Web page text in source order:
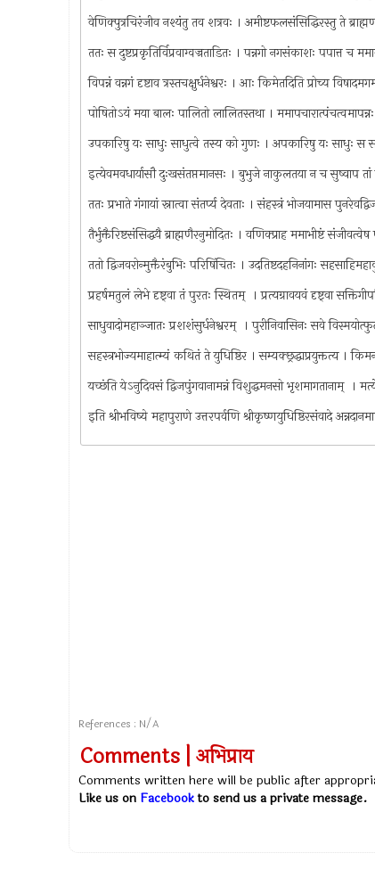
वेणिक्पुत्रचिरंजीव नश्यंतु तव शत्रवः । अमीष्टफलसंसिद्धिरस्तु ते
ततः स दुष्टप्रकृतिर्विप्रवाग्वज्रताडितः । पन्नगो नगसंकाशः पपात्त च
विपन्नं वन्नगं दृष्टाव त्रस्तचक्षुर्धनेश्वरः । आः किमेतदिति प्रोच्य
पोषितोऽयं मया बालः पालितो लालितस्तथा ।
उपकारिषु यः साधुः साधुत्वे तस्य को गुणः । अपकारिषु यः साधुः स
इत्येवमवधार्यासौ दुःखसंतप्तमानसः । बुभुजे नाकुलतया न च सुष्वाप
ततः प्रभाते गंगायां स्नात्वा संतर्प्य देवताः । संहस्त्रं भोजयामास
तैर्भुक्तैरिष्टसंसिद्धयै ब्राह्मणैरनुमोदितः । वणिक्प्राह ममाभीष्टं
ततो द्विजवरोन्मुक्तैरंबुभिः परिषिंचितः । उदतिष्टदहनिनांगः
प्रहर्षमतुलं लेभे दृष्ट्‌वा तं पुरतः स्थितम् ‍ । प्रत्यग्रावयवं दृष्ट्‌वा
साधुवादोमहाञ्जातः प्रशशंसुर्धनेश्वरम् ‍ । पुरीनिवासिनः सवे
सहस्त्रभोज्यमाहात्म्यं कथितं ते युधिष्ठिर । सम्यक्छ्रद्धाप्रयुक्तत्य ।
यच्छंति येऽनुदिवसं द्विजपुंगवानामन्नं विशुद्धमनसो भृशमागतानाम् ‍ ।
इति श्रीभविष्ये महापुराणे उत्तरपर्वणि श्रीकृष्णयुधिष्ठिरसंवादे
References : N/A
Comments | अभिप्राय
Comments written here will be public after
Like us on Facebookto send us a private message.